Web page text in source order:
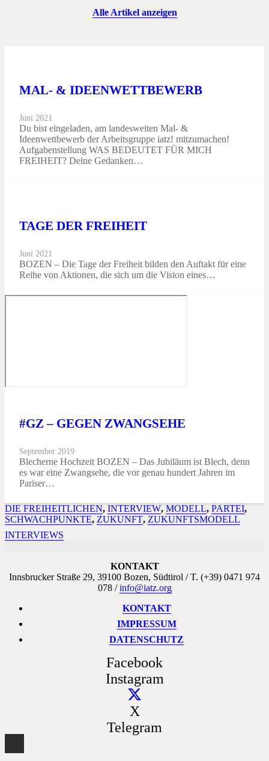
Alle Artikel anzeigen
MAL- & IDEENWETTBEWERB
Juni 2021
Du bist eingeladen, am landesweiten Mal- &
Ideenwettbewerb der Arbeitsgruppe iatz! mitzumachen!
Aufgabenstellung WAS BEDEUTET FÜR MICH
FREIHEIT? Deine Gedanken…
TAGE DER FREIHEIT
Juni 2021
BOZEN – Die Tage der Freiheit bilden den Auftakt für eine
Reihe von Aktionen, die sich um die Vision eines…
#GZ – GEGEN ZWANGSEHE
September 2019
Blecherne Hochzeit BOZEN – Das Jubiläum ist Blech, denn
es war eine Zwangsehe, die vor genau hundert Jahren im
Pariser…
DIE FREIHEITLICHEN, INTERVIEW, MODELL, PARTEI,
SCHWACHPUNKTE, ZUKUNFT, ZUKUNFTSMODELL
INTERVIEWS
KONTAKT
Innsbrucker Straße 29, 39100 Bozen, Südtirol / T. (+39) 0471 974
078 /info@iatz.org
KONTAKT
IMPRESSUM
DATENSCHUTZ
Facebook
Instagram
X
Telegram